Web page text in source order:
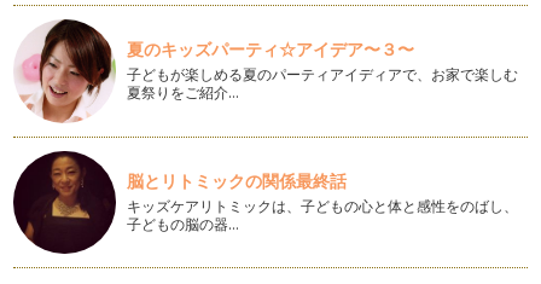
花でお祝い♪桃の節句
こちらでコラムを書かせて頂くようになって１年が経ちまし
た。このコラムから始まる２年目も「お…
赤い実は冬さんぽのお楽しみ
１月睦月。暦の上では「小寒」や「大寒」があり、寒さがグ
ンと…
新しい年を花と迎えましょ♪
クリスマスが過ぎると、まだまだサンタさんの話や楽しいク
リス…
夏のキッズパーティ☆アイデア〜３〜
子どもが楽しめる夏のパーティアイディアで、お家で楽しむ
夏祭りをご紹介…
脳とリトミックの関係最終話
キッズケアリトミックは、子どもの心と体と感性をのばし、
子どもの脳の器…